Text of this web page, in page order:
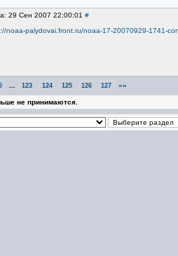
29 Сен 2007 22:00:01 #
noaa-palydovai.front.ru/noaa-17-20070929-1741-
123 124 125 126 127 »»
не принимаются.